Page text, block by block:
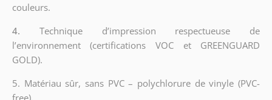
couleurs.
4. Technique d’impression respectueuse de
l’environnement (certifications VOC et GREENGUARD
GOLD).
5. Matériau sûr, sans PVC – polychlorure de vinyle (PVC-
free).